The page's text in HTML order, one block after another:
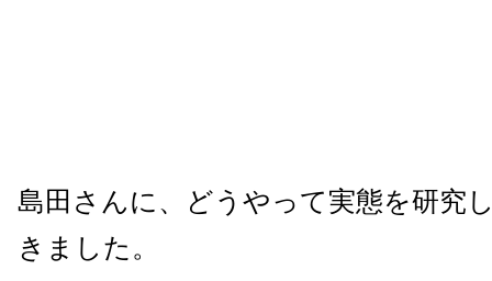
島田さんに、どうやって実態を研究
きました。